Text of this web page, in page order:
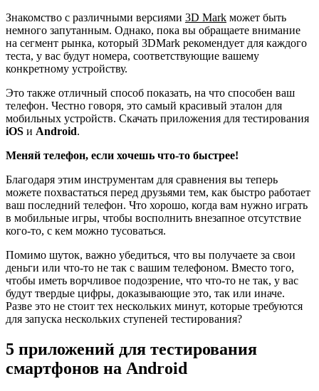
Знакомство с различными версиями 3D Mark может быть
немного запутанным. Однако, пока вы обращаете внимание
на сегмент рынка, который 3DMark рекомендует для каждого
теста, у вас будут номера, соответствующие вашему
конкретному устройству.
Это также отличный способ показать, на что способен ваш
телефон. Честно говоря, это самый красивый эталон для
мобильных устройств. Скачать приложения для тестирования
iOS и Android.
Меняй телефон, если хочешь что-то быстрее!
Благодаря этим инструментам для сравнения вы теперь
можете похвастаться перед друзьями тем, как быстро работает
ваш последний телефон. Что хорошо, когда вам нужно играть
в мобильные игры, чтобы восполнить внезапное отсутствие
кого-то, с кем можно тусоваться.
Помимо шуток, важно убедиться, что вы получаете за свои
деньги или что-то не так с вашим телефоном. Вместо того,
чтобы иметь ворчливое подозрение, что что-то не так, у вас
будут твердые цифры, доказывающие это, так или иначе.
Разве это не стоит тех нескольких минут, которые требуются
для запуска нескольких ступеней тестирования?
5 приложений для тестирования
смартфонов на Android